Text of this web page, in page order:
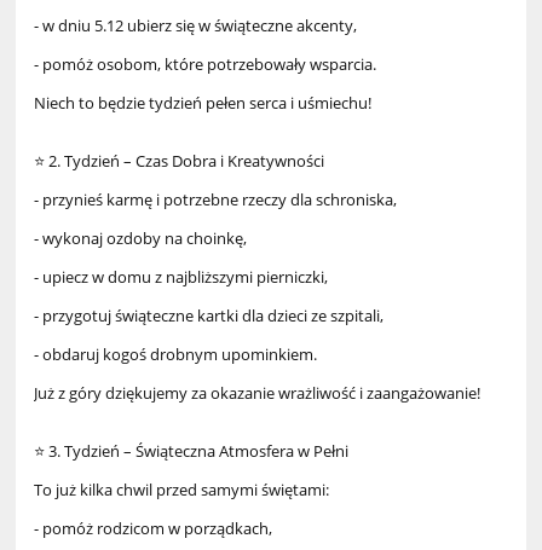
- w dniu 5.12 ubierz się w świąteczne akcenty,
- pomóż osobom, które potrzebowały wsparcia.
Niech to będzie tydzień pełen serca i uśmiechu!
⭐ 2. Tydzień – Czas Dobra i Kreatywności
- przynieś karmę i potrzebne rzeczy dla schroniska,
- wykonaj ozdoby na choinkę,
- upiecz w domu z najbliższymi pierniczki,
- przygotuj świąteczne kartki dla dzieci ze szpitali,
- obdaruj kogoś drobnym upominkiem.
Już z góry dziękujemy za okazanie wrażliwość i zaangażowanie!
⭐ 3. Tydzień – Świąteczna Atmosfera w Pełni
To już kilka chwil przed samymi świętami:
- pomóż rodzicom w porządkach,